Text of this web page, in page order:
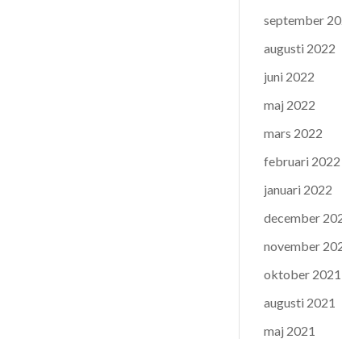
september
augusti 2022
juni 2022
maj 2022
mars 2022
februari 2022
januari 2022
december
november
oktober 2021
augusti 2021
maj 2021